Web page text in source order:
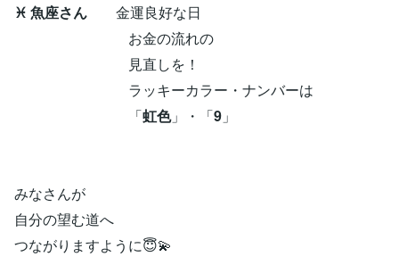
♓ 魚座さん 金運良好な日
お金の流れの
見直しを！
ラッキーカラー・ナンバーは
「虹色」・「9 」
みなさんが
自分の望む道へ
つながりますように😇💫